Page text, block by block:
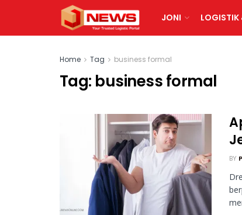
JONI LOGISTIK
Home Tag business formal
Tag: business formal
BY